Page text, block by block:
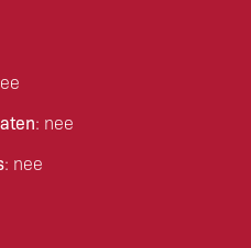
: nee
: nee